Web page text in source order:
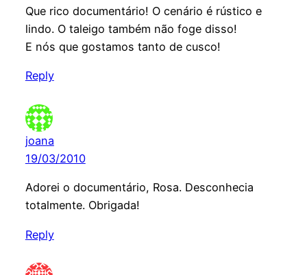
Que rico documentário! O cenário é rústico e
lindo. O taleigo também não foge disso!
E nós que gostamos tanto de cusco!
Reply
joana
19/03/2010
Adorei o documentário, Rosa. Desconhecia
totalmente. Obrigada!
Reply